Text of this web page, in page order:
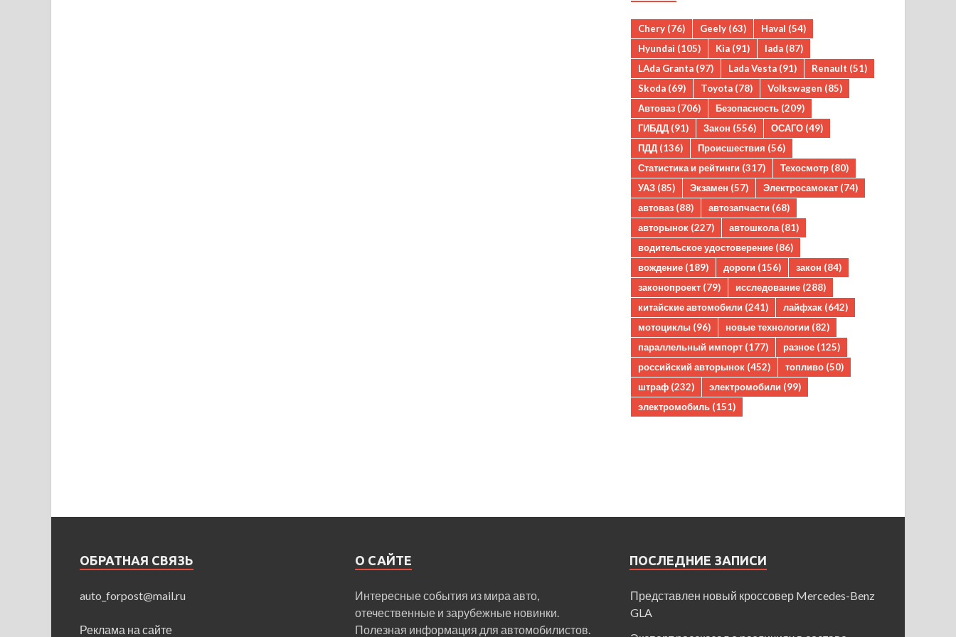
Chery (76) Geely (63) Haval (54)
Hyundai (105) Kia (91) lada (87)
LAda Granta (97) Lada Vesta (91) Renault (51)
Skoda (69) Toyota (78) Volkswagen (85)
Автоваз (706) Безопасность (209)
ГИБДД (91) Закон (556) ОСАГО (49)
ПДД (136) Происшествия (56)
Статистика и рейтинги (317) Техосмотр (80)
УАЗ (85) Экзамен (57) Электросамокат (74)
автоваз (88) автозапчасти (68)
авторынок (227) автошкола (81)
водительское удостоверение (86)
вождение (189) дороги (156) закон (84)
законопроект (79) исследование (288)
китайские автомобили (241) лайфхак (642)
мотоциклы (96) новые технологии (82)
параллельный импорт (177) разное (125)
российский авторынок (452) топливо (50)
штраф (232) электромобили (99)
электромобиль (151)
ОБРАТНАЯ СВЯЗЬ
auto_forpost@mail.ru
Реклама на сайте
О САЙТЕ
Интересные события из мира авто,
отечественные и зарубежные новинки.
Полезная информация для автомобилистов.
ПОСЛЕДНИЕ ЗАПИСИ
Представлен новый кроссовер Mercedes-Benz
GLA